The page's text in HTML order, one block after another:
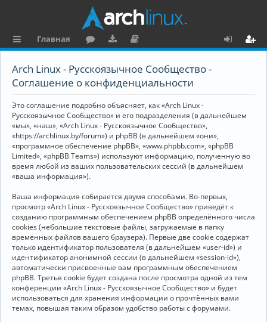
ы
к
и
Главная
ру
ру
и
ку
е
н
та
ц
я
Arch Linux - Русскоязычное Сообщество -
Соглашение о конфиденциальности
Это соглашение подробно объясняет, как «Arch Linux -
Русскоязычное Сообщество» и его подразделения (в дальнейшем
«мы», «наш», «Arch Linux - Русскоязычное Сообщество»,
«https://archlinux.by/forum») и phpBB (в дальнейшем «они»,
«программное обеспечение phpBB», «www.phpbb.com», «phpBB
Limited», «phpBB Teams») используют информацию, полученную во
время любой из ваших пользовательских сессий (в дальнейшем
«ваша информация»).
Ваша информация собирается двумя способами. Во-первых,
просмотр «Arch Linux - Русскоязычное Сообщество» приведёт к
созданию программным обеспечением phpBB определённого числа
cookies (небольшие текстовые файлы, загружаемые в папку
временных файлов вашего браузера). Первые две cookie содержат
только идентификатор пользователя (в дальнейшем «user-id») и
идентификатор анонимной сессии (в дальнейшем «session-id»),
автоматически присвоенные вам программным обеспечением
phpBB. Третья cookie будет создана после просмотра одной из тем
конференции «Arch Linux - Русскоязычное Сообщество» и будет
использоваться для хранения информации о прочтённых вами
темах, повышая таким образом удобство работы с форумами.